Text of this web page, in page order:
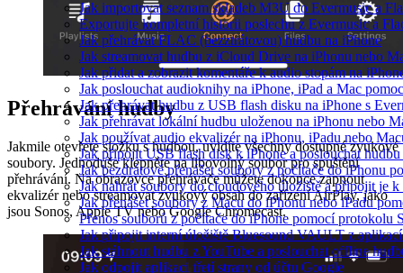
Jak importovat seznam skladeb M3U do Evermusic a
Exportujte kompletní historii poslechu z Evermusic a
Jak přehrávat FLAC (bezztrátovou) hudbu na iPhone
Jak streamovat hudbu z iCloud Drive na iPhonu nebo
Jak přidat a zobrazit komentáře k audio stopám na
Jak poslouchat audioknihy na iPhone, iPad a Mac
Jak přehrávat hudbu z USB flash disku na iPhone s
Jak přehrávat lokální hudbu uloženou na iPhonu nebo
Jak používat audio ekvalizér na iPhonu, iPadu nebo
Jak připojit USB flash disk k iPhone a poslouchat
Jak bezdrátově přenášet soubory z počítače do iPhonu
Jak nahrát soubory do cloudového úložiště a připojit je
Jak přenášet soubory z Macu do iPhonu nebo iPadu
Přenos souborů z počítače do iPhone pomocí protokolu
Jak připojit interní úložiště Bluesound VAULT z
Jak stáhnout hudbu z YouTube a poslouchat offline
Jak odpojit aplikaci třetí strany od účtu Google
Přehrávání hudby
Jakmile otevřete složku s hudbou, uvidíte všechny dostupné zvukové
soubory. Jednoduše klepněte na libovolný soubor pro spuštění
přehrávání. Na obrazovce přehrávače můžete dokonce zapnout
ekvalizér nebo streamovat zvukový obsah do zařízení AirPlay, jako
jsou Sonos, Apple TV nebo Google Chromecast.